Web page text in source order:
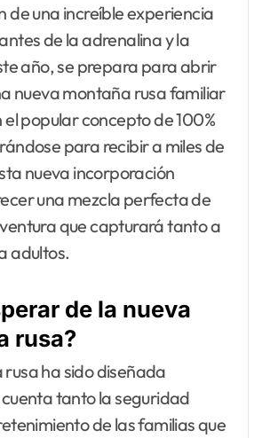
de una increíble experiencia
de la adrenalina y la
año, se prepara para abrir
nueva montaña rusa familiar
popular concepto de 100%
para recibir a miles de
nueva incorporación
una mezcla perfecta de
que capturará tanto a
adultos.
de la nueva
rusa?
ha sido diseñada
tanto la seguridad
de las familias que